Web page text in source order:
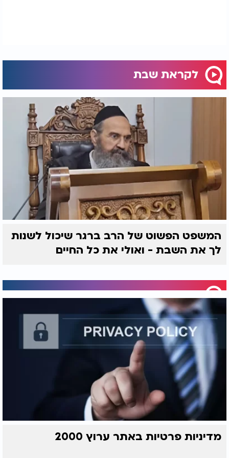
לקראת שבת
המשפט הפשוט של הרב ברגר שיכול לשנות
לך את השבת - ואולי את כל החיים
מדיניות פרטיות באתר ערוץ 2000